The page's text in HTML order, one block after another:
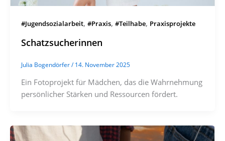
#Jugendsozialarbeit, #Praxis, #Teilhabe, Praxisprojekte
Schatzsucherinnen
Julia Bogendörfer/14. November 2025
Ein Fotoprojekt für Mädchen, das die Wahrnehmung
persönlicher Stärken und Ressourcen fördert.